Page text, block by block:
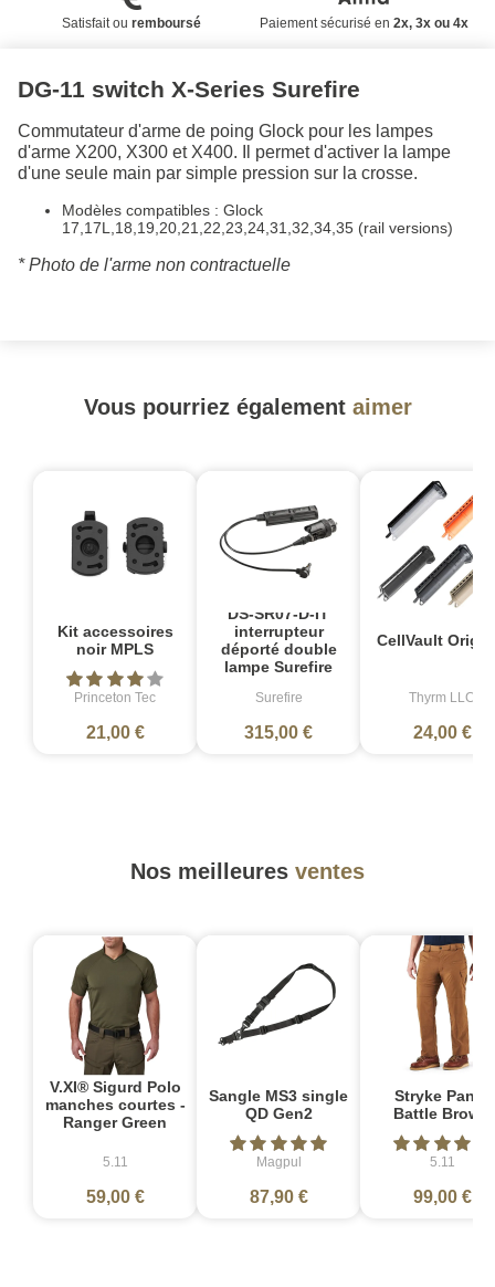
Satisfait ou remboursé Paiement sécurisé en 2x, 3x ou 4x
DG-11 switch X-Series Surefire
Commutateur d'arme de poing Glock pour les lampes
d'arme X200, X300 et X400. Il permet d'activer la lampe
d'une seule main par simple pression sur la crosse.
Modèles compatibles : Glock
17,17L,18,19,20,21,22,23,24,31,32,34,35 (rail versions)
* Photo de l'arme non contractuelle
Vous pourriez également aimer
Kit accessoires
noir MPLS
Princeton Tec
21,00 €
DS-SR07-D-IT
interrupteur
déporté double
lampe Surefire
Surefire
315,00 €
CellVault
Thyrm LLC
24,00 €
Nos meilleures ventes
V.XI® Sigurd Polo
manches courtes -
Ranger Green
5.11
59,00 €
Sangle MS3 single
QD Gen2
Magpul
87,90 €
Stryke Pant -
Battle Brown
5.11
99,00 €